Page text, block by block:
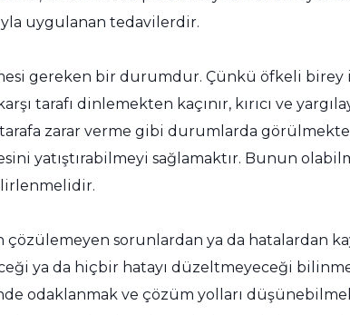
uygulanan tedavilerdir.
gereken bir durumdur. Çünkü öfkeli birey
tarafı dinlemekten kaçınır, kırıcı ve
tarafa zarar verme gibi durumlarda
yatıştırabilmeyi sağlamaktır. Bunun
çözülemeyen sorunlardan ya da hatalardan
ya da hiçbir hatayı düzeltmeyeceği
odaklanmak ve çözüm yolları